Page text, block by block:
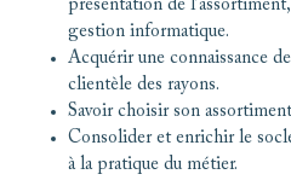
présentation de
gestion informatique.
Acquérir une connaissance
clientèle des rayons.
Savoir choisir son
Consolider et enrichir le
à la pratique du métier.